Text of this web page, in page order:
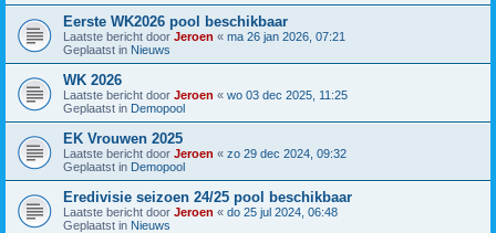
Eerste WK2026 pool beschikbaar
Laatste bericht door Jeroen « ma 26 jan 2026, 07:21
Geplaatst in Nieuws
WK 2026
Laatste bericht door Jeroen « wo 03 dec 2025, 11:25
Geplaatst in Demopool
EK Vrouwen 2025
Laatste bericht door Jeroen « zo 29 dec 2024, 09:32
Geplaatst in Demopool
Eredivisie seizoen 24/25 pool beschikbaar
Laatste bericht door Jeroen « do 25 jul 2024, 06:48
Geplaatst in Nieuws